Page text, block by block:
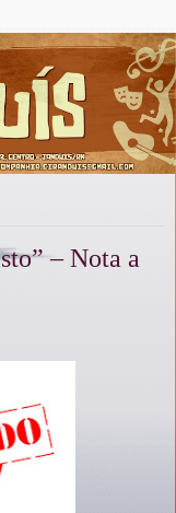
– Nota a